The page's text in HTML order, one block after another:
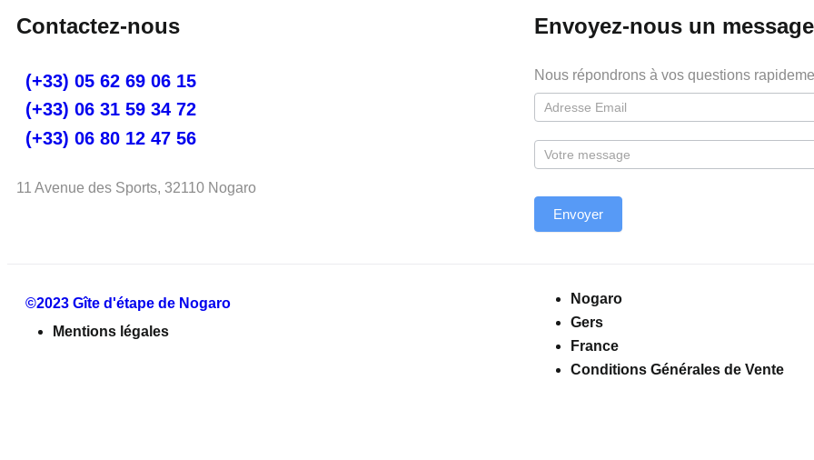
Contactez-nous
(+33) 05 62 69 06 15
(+33) 06 31 59 34 72
(+33) 06 80 12 47 56
11 Avenue des Sports, 32110 Nogaro
Envoyez-nous un message
Nous répondrons à vos questions
©2023 Gîte d'étape de Nogaro
Mentions légales
Nogaro
Gers
France
Conditions Générales de Vente